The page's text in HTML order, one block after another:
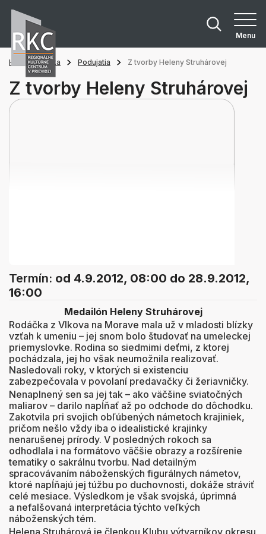
Menu
Hlavná stránka Podujatia Z tvorby Heleny Struhárovej
Z tvorby Heleny Struhárovej
Termín: od 4.9.2012, 08:00 do 28.9.2012,
16:00
Medailón Heleny Struhárovej
Rodáčka z Vlkova na Morave mala už v mladosti blízky
vzťah k umeniu – jej snom bolo študovať na umeleckej
priemyslovke. Rodina so siedmimi deťmi, z ktorej
pochádzala, jej ho však neumožnila realizovať.
Nasledovali roky, v ktorých si existenciu
zabezpečovala v povolaní predavačky či žeriavničky.
Nenaplnený sen sa jej tak – ako väčšine sviatočných
maliarov – darilo napĺňať až po odchode do dôchodku.
Zakotvila pri svojich obľúbených námetoch krajiniek,
pričom nešlo vždy iba o idealistické krajinky
nenarušenej prírody. V posledných rokoch sa
odhodlala i na formátovo väčšie obrazy a rozšírenie
tematiky o sakrálnu tvorbu. Nad detailným
spracovávaním náboženských figurálnych námetov,
ktoré napĺňajú jej túžbu po duchovnosti, dokáže stráviť
celé mesiace. Výsledkom je však svojská, úprimná
a nefalšovaná interpretácia týchto veľkých
náboženských tém.
Helena Struhárová je členkou Klubu výtvarníkov okresu